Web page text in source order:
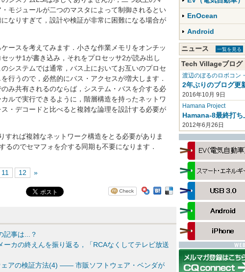
モジュールが二つのマスタによって制御されるとい
なりすぎて，設計や検証が非常に困難になる場合が
ースを考えてみます．小さな作業メモリをオンチッ
ッサ1が書き込み，それをプロセッサ2が読み出し
システムでは通常，バス上においてお互いのプロセ
行うので，必然的にバス・アクセスが増大します．
み共有されるのならば，システム・バスを介する必
ルで実行できるように，階層構造を持ったネットワ
・デコードと比べると複雑な論理を設計する必要が
れば複雑なネットワーク構造をとる必要がありま
るのでセマフォを介する同期も不要になります．
11 12 »
記事は...？
カの終えんを振り返る，「RCAなくしてテレビ放送
アの検証方法(4) ―― 市販ソフトウェア・ベンダが
EnOcean
Android
ニュース 一覧を見る
Tech Villageブログ
渡辺のぼるのロボコン
2年ぶりのブログ更
2016年10月 9日
Hamana Project
Hamana-8最終打ち
2012年6月26日